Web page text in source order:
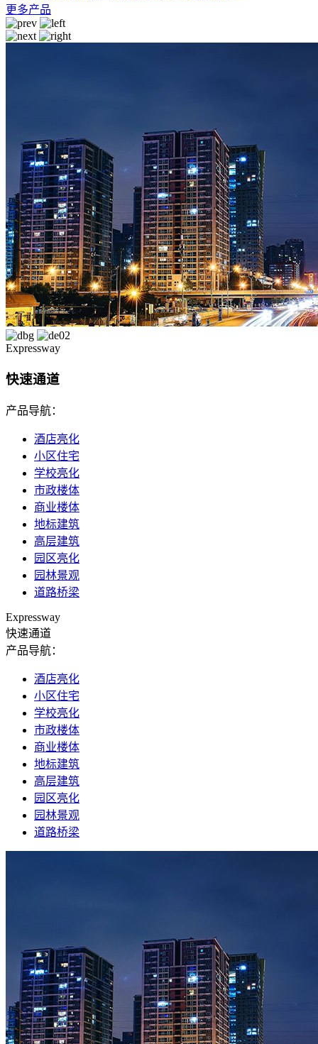
更多产品
Expressway
快速通道
产品导航：
酒店亮化
小区住宅
学校亮化
市政楼体
商业楼体
地标建筑
高层建筑
园区亮化
园林景观
道路桥梁
Expressway
快速通道
产品导航：
酒店亮化
小区住宅
学校亮化
市政楼体
商业楼体
地标建筑
高层建筑
园区亮化
园林景观
道路桥梁